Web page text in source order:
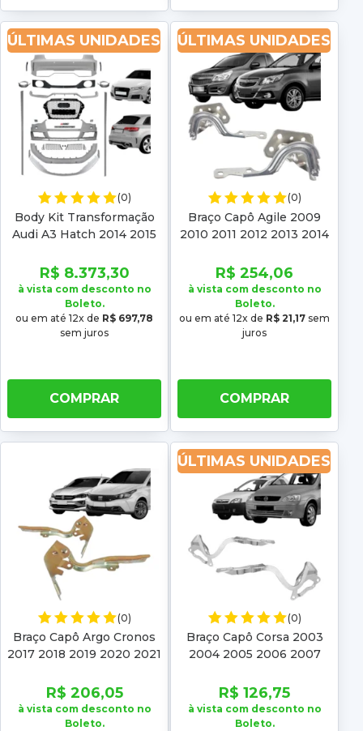
ÚLTIMAS UNIDADES
(0)
Body Kit Transformação
Audi A3 Hatch 2014 2015
R$ 8.373,30
à vista com desconto no
Boleto.
ou em até 12x de R$ 697,78
sem juros
COMPRAR
ÚLTIMAS UNIDADES
(0)
Braço Capô Agile 2009
2010 2011 2012 2013 2014
14 15 16 17 18 19 20 21 22
R$ 254,06
à vista com desconto no
Boleto.
ou em até 12x de R$ 21,17 sem
juros
COMPRAR
(0)
Braço Capô Argo Cronos
2017 2018 2019 2020 2021
R$ 206,05
à vista com desconto no
Boleto.
ÚLTIMAS UNIDADES
(0)
Braço Capô Corsa 2003
2004 2005 2006 2007
2012 Montana 03 04 05
06 07 08 09 10
R$ 126,75
à vista com desconto no
Boleto.